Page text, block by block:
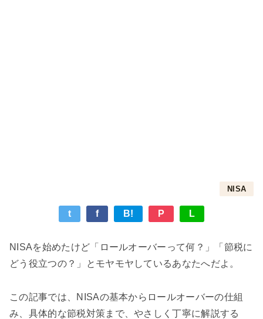
NISA
t f B! P L
NISAを始めたけど「ロールオーバーって何？」「節税に
どう役立つの？」とモヤモヤしているあなたへだよ。
この記事では、NISAの基本からロールオーバーの仕組
み、具体的な節税対策まで、やさしく丁寧に解説する